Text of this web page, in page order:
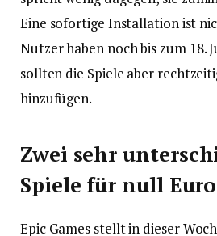
Eine sofortige Installation ist
Nutzer haben noch bis zum 18.
sollten die Spiele aber
hinzufügen.
Zwei sehr
Spiele für null Euro
Epic Games stellt in dieser